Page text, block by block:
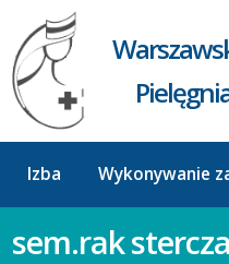
Izba Wykonywanie
sem.rak stercza